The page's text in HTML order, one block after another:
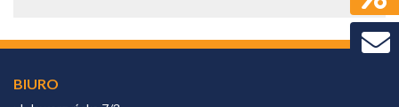
BIURO